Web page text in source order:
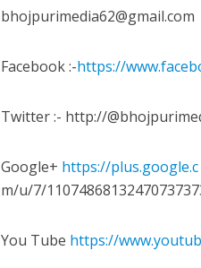
नेहा म्यूजिक वर्ल्ड पर
साजिद
bhojpurimedia62@gmail.com
Facebook :-https://
Twitter :- http://
Google+ https://plus.google.c
m/u/7/
You Tube https://